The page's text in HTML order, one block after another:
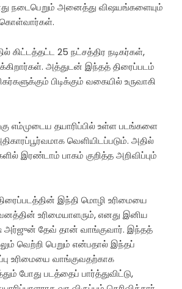
நடைபெறும் அனைத்து விஷயங்களையும்
கொள்வார்கள்.
கிட்டத்தட்ட 25 நட்சத்திர நடிகர்கள்,
அத்துடன் இந்தத் திரைப்படம்
பிடிக்கும் வகையில் உருவாகி
எம்முடைய தயாரிப்பில் உள்ள படங்களை
வெளியிடப்படும். அதில்
இரண்டாம் பாகம் குறித்த அறிவிப்பும்
இந்தி மொழி உரிமையை
உரிமையாளரும், எனது இனிய
தேவ் தான் வாங்குவார். இந்தத்
வெற்றி பெறும் என்பதால் இந்தப்
உரிமையை வாங்குவதற்காக
போது படத்தைப் பார்த்துவிட்டு,